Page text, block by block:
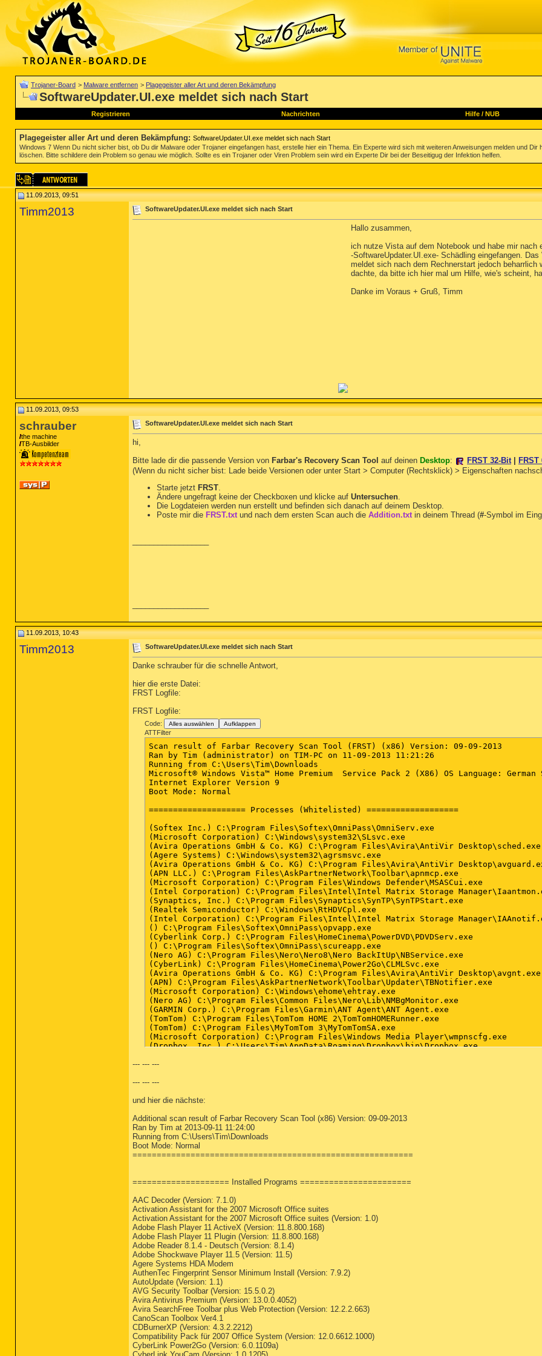
Trojaner-Board > Malware entfernen > Plagegeister aller Art und deren Bekämpfung
SoftwareUpdater.UI.exe meldet sich nach Start
Registrieren Nachrichten Hilfe/ NUB
Plagegeister aller Art und deren Bekämpfung: SoftwareUpdater.UI.exe meldet sich nach Start
Windows 7 Wenn Du nicht sicher bist, ob Du dir Malware oder Trojaner eingefangen hast, erstelle hier ein Thema. Ein Experte wird sich mit weiteren Anweisungen melden und
löschen. Bitte schildere dein Problem so genau wie möglich. Sollte es ein Trojaner oder Viren Problem sein wird ein Experte Dir bei der Beseitigug der Infektion helfen.
11.09.2013, 09:51
Timm2013 SoftwareUpdater.UI.exe meldet sich nach Start
Hallo zusammen,
ich nutze Vista auf dem Notebook und habe mir nach
-SoftwareUpdater.UI.exe- Schädling eingefangen.
meldet sich nach dem Rechnerstart jedoch
dachte, da bitte ich hier mal um Hilfe, wie's scheint,
Danke im Voraus + Gruß, Timm
11.09.2013, 09:53
schrauber
the machine
TB-Ausbilder
SoftwareUpdater.UI.exe meldet sich nach Start
hi,
Bitte lade dir die passende Version von Farbar's Recovery Scan Tool auf deinen Desktop: FRST 32-Bit
FRST
(Wenn du nicht sicher bist: Lade beide Versionen oder unter Start > Computer (Rechtsklick) > Eigenschaften
Starte jetzt FRST.
Ändere ungefragt keine der Checkboxen und klicke auf Untersuchen.
Die Logdateien werden nun erstellt und befinden sich danach auf deinem Desktop.
Poste mir die FRST.txtund nach dem ersten Scan auch die Addition.txtin deinem Thread (#-Symbol im
11.09.2013, 10:43
Timm2013 SoftwareUpdater.UI.exe meldet sich nach Start
Danke schrauber für die schnelle Antwort,
hier die erste Datei:
FRST Logfile:
FRST Logfile:
Code: Alles auswählen Aufklappen
ATTFilter
Scan result of Farbar Recovery Scan Tool (FRST) (x86) Version: 09-09-2013
Ran by Tim (administrator) on TIM-PC on 11-09-2013 11:21:26
Running from C:\Users\Tim\Downloads
Microsoft® Windows Vista™ Home Premium  Service Pack 2 (X86) OS Language: German
Internet Explorer Version 9
Boot Mode: Normal
==================== Processes (Whitelisted) ===================
(Softex Inc.) C:\Program Files\Softex\OmniPass\OmniServ.exe
(Microsoft Corporation) C:\Windows\system32\SLsvc.exe
(Avira Operations GmbH & Co. KG) C:\Program Files\Avira\AntiVir Desktop\sched.exe
(Agere Systems) C:\Windows\system32\agrsmsvc.exe
(Avira Operations GmbH & Co. KG) C:\Program Files\Avira\AntiVir
(APN LLC.) C:\Program Files\AskPartnerNetwork\Toolbar\apnmcp.exe
(Microsoft Corporation) C:\Program Files\Windows Defender\MSASCui.exe
(Intel Corporation) C:\Program Files\Intel\Intel Matrix Storage
(Synaptics, Inc.) C:\Program Files\Synaptics\SynTP\SynTPStart.exe
(Realtek Semiconductor) C:\Windows\RtHDVCpl.exe
(Intel Corporation) C:\Program Files\Intel\Intel Matrix Storage
() C:\Program Files\Softex\OmniPass\opvapp.exe
(Cyberlink Corp.) C:\Program Files\HomeCinema\PowerDVD\PDVDServ.exe
() C:\Program Files\Softex\OmniPass\scureapp.exe
(Nero AG) C:\Program Files\Nero\Nero8\Nero BackItUp\NBService.exe
(CyberLink) C:\Program Files\HomeCinema\Power2Go\CLMLSvc.exe
(Avira Operations GmbH & Co. KG) C:\Program Files\Avira\AntiVir Desktop\avgnt.exe
(APN) C:\Program Files\AskPartnerNetwork\Toolbar\Updater\TBNotifier.exe
(Microsoft Corporation) C:\Windows\ehome\ehtray.exe
(Nero AG) C:\Program Files\Common Files\Nero\Lib\NMBgMonitor.exe
(GARMIN Corp.) C:\Program Files\Garmin\ANT Agent\ANT Agent.exe
(TomTom) C:\Program Files\TomTom HOME 2\TomTomHOMERunner.exe
(TomTom) C:\Program Files\MyTomTom 3\MyTomTomSA.exe
(Microsoft Corporation) C:\Program Files\Windows Media Player\wmpnscfg.exe
(Dropbox, Inc.) C:\Users\Tim\AppData\Roaming\Dropbox\bin\Dropbox.exe
() C:\Program Files\CDBurnerXP\NMSAccessU.exe
() C:\Program Files\CyberLink\Shared Files\RichVideo.exe
(Microsoft Corporation) C:\Windows\ehome\ehmsas.exe
(Avira Operations GmbH & Co. KG) C:\Program Files\Avira\AntiVir
(Avira Operations GmbH & Co. KG) C:\Program Files\Avira\AntiVir
(Avira Operations GmbH & Co. KG) C:\Program Files\Avira\AntiVir
(Microsoft Corporation) C:\Program Files\Windows Media Player\wmplayer.exe
(Nero AG) C:\Program Files\Common Files\Nero\Lib\NMIndexingService.exe
(Microsoft Corporation) C:\Windows\system32\wuauclt.exe
(Google Inc.) C:\Program Files\Google\Chrome\Application\chrome.exe
(Google Inc.) C:\Program Files\Google\Chrome\Application\chrome.exe
(Google Inc.) C:\Program Files\Google\Chrome\Application\chrome.exe
(Google Inc.) C:\Program Files\Google\Chrome\Application\chrome.exe
(Google Inc.) C:\Program Files\Google\Chrome\Application\chrome.exe
==================== Registry (Whitelisted) ==================
HKLM\...\Run: [Windows Defender] - C:\Program Files\Windows
HKLM\...\Run: [HotKeysCmds] - C:\Windows\system32\hkcmd.exe
HKLM\...\Run: [SynTPStart] - C:\Program Files\Synaptics\SynTP\SynTPStart.exe
HKLM\...\Run: [snp2uvc] - C:\Windows\vsnp2uvc.exe
HKLM\...\Run: [PLFSetL] - C:\Windows\PLFSetL.exe [94208 2007-07-05] (sonix)
HKLM\...\Run: [RtHDVCpl] - C:\Windows\RtHDVCpl.exe [4702208 2007-10-31] (Realtek
HKLM\...\Run: [IAAnotif] - C:\Program Files\Intel\Intel Matrix Storage
HKLM\...\Run: [Skytel] - C:\Windows\Skytel.exe [1826816 2007-10-11] (Realtek
HKLM\...\Run: [NvSvc] - RUNDLL32.EXE C:\Windows\system32\nvsvc.dll,nvsvcStart
--- --- ---
--- --- ---
und hier die nächste:
Additional scan result of Farbar Recovery Scan Tool (x86) Version: 09-09-2013
Ran by Tim at 2013-09-11 11:24:00
Running from C:\Users\Tim\Downloads
Boot Mode: Normal
==========================================================
==================== Installed Programs =======================
AAC Decoder (Version: 7.1.0)
Activation Assistant for the 2007 Microsoft Office suites
Activation Assistant for the 2007 Microsoft Office suites (Version: 1.0)
Adobe Flash Player 11 ActiveX (Version: 11.8.800.168)
Adobe Flash Player 11 Plugin (Version: 11.8.800.168)
Adobe Reader 8.1.4 - Deutsch (Version: 8.1.4)
Adobe Shockwave Player 11.5 (Version: 11.5)
Agere Systems HDA Modem
AuthenTec Fingerprint Sensor Minimum Install (Version: 7.9.2)
AutoUpdate (Version: 1.1)
AVG Security Toolbar (Version: 15.5.0.2)
Avira Antivirus Premium (Version: 13.0.0.4052)
Avira SearchFree Toolbar plus Web Protection (Version: 12.2.2.663)
CanoScan Toolbox Ver4.1
CDBurnerXP (Version: 4.3.2.2212)
Compatibility Pack für 2007 Office System (Version: 12.0.6612.1000)
CyberLink Power2Go (Version: 6.0.1109a)